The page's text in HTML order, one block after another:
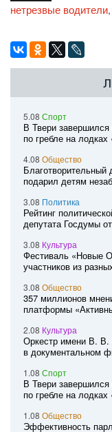
нетрезвые водители,
5.08 Спорт
В Твери
по гребле на лодках
4.08 Общество
подарил детям
3.08 Политика
Рейтинг
депутата Госдумы
3.08 Культура
Фестиваль «Новые
участников из
3.08 Общество
357 миллионов
платформы
2.08 Культура
Оркестр имени В. В.
в документальном
1.08 Спорт
В Твери
по гребле на лодках
1.08 Общество
Эффективность